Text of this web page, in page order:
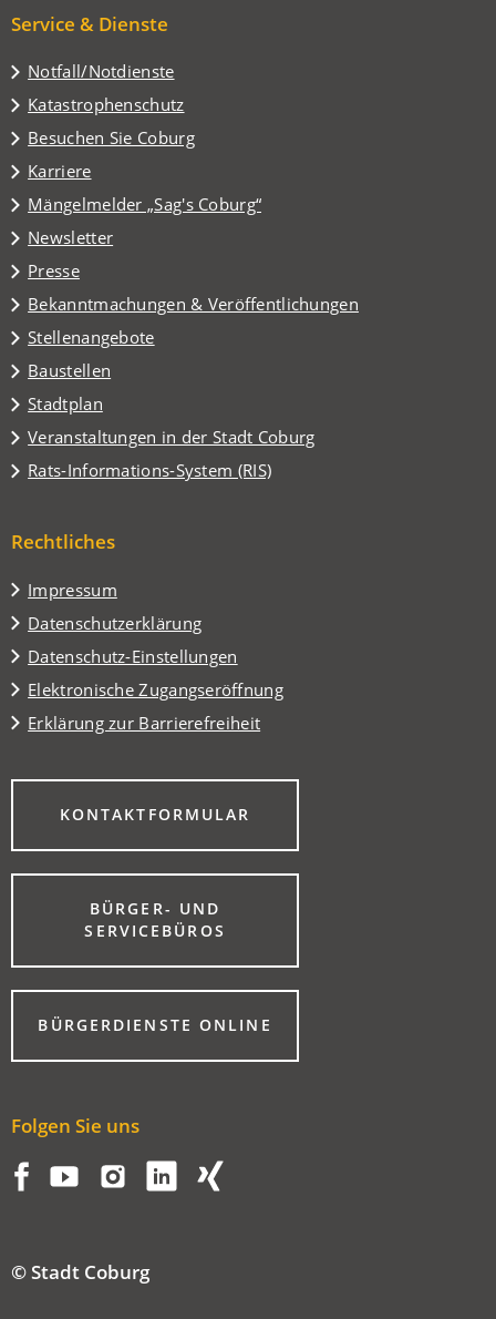
Service & Dienste
Notfall/Notdienste
Katastrophenschutz
Besuchen Sie Coburg
(Öffnet
in
einem
neuen
Tab)
Karriere
Mängelmelder „Sag's Coburg“
(Öffnet
in
einem
neuen
Tab)
Newsletter
Presse
Bekanntmachungen & Veröffentlichungen
Stellenangebote
Baustellen
Stadtplan
(Öffnet
in
einem
neuen
Veranstaltungen in der Stadt Coburg
(Öffnet
in
einem
Tab)
Rats-Informations-System (RIS)
(Öffnet
neuen
Rechtliches
Impressum
Datenschutzerklärung
Datenschutz-Einstellungen
Elektronische Zugangseröffnung
Erklärung zur Barrierefreiheit
KONTAKTFORMULAR
(ÖFFNET
EINEM
NEUEN
BÜRGER- UND
SERVICEBÜROS
(ÖFFNET
EINEM
NEUEN
TAB)BÜRGERDIENSTE ONLINE
(ÖFFNET
EINEM
Folgen Sie uns
© Stadt Coburg